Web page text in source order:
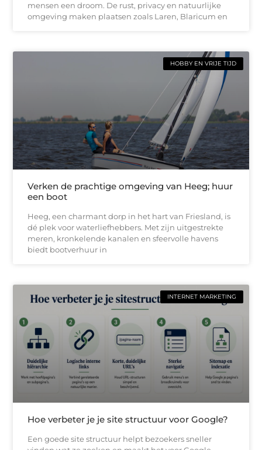
mensen een droom. De rust, privacy en natuurlijke
omgeving maken plaatsen zoals Laren, Blaricum en
HOBBY EN VRIJE TIJD
Verken de prachtige omgeving van Heeg; huur
een boot
Heeg, een charmant dorp in het hart van Friesland, is
dé plek voor waterliefhebbers. Met zijn uitgestrekte
meren, kronkelende kanalen en sfeervolle havens
biedt bootverhuur in
INTERNET MARKETING
Hoe verbeter je je site structuur voor Google?
Een goede site structuur helpt bezoekers sneller